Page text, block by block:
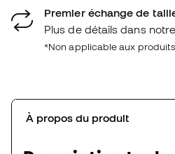
Premier échange de
Plus de détails dans notre
*Non applicable aux
À propos du produit